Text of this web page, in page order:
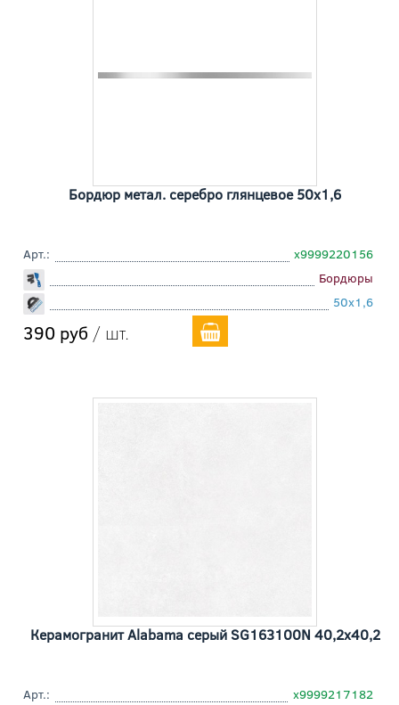
Бордюр метал. серебро глянцевое 50x1,6
Арт.:
х9999220156
Бордюры
50x1,6
390 руб / шт.
Керамогранит Alabama серый SG163100N 40,2x40,2
Арт.: х9999217182